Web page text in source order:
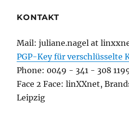
KONTAKT
Mail: juliane.nagel at
PGP-Key für verschlüsselte
Phone: 0049 - 341 - 308
Face 2 Face: linXXnet,
Leipzig